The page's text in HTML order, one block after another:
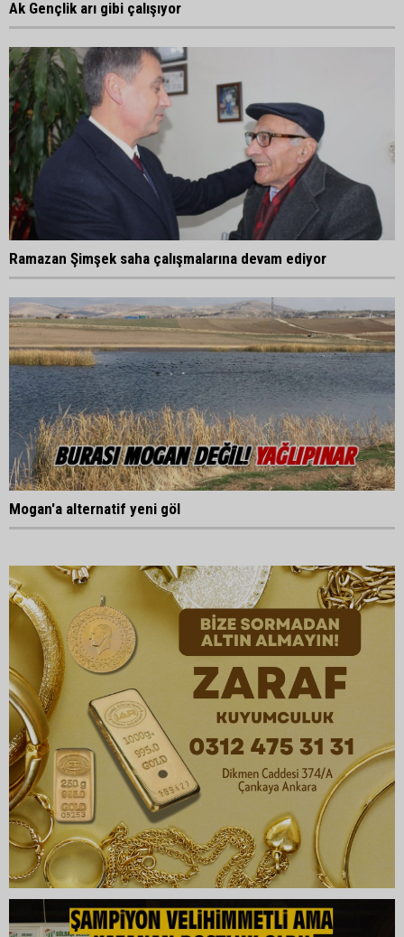
Ak Gençlik arı gibi çalışıyor
Ramazan Şimşek saha çalışmalarına devam ediyor
Mogan'a alternatif yeni göl